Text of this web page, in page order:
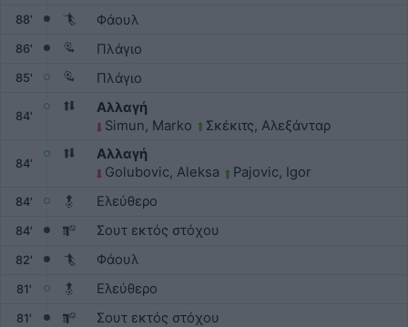
88' Φάουλ
86' Πλάγιο
85' Πλάγιο
84'
Αλλαγή
Simun, Marko
Σκέκιτς, Αλεξάνταρ
84'
Αλλαγή
Golubovic, Aleksa
Pajovic, Igor
84' Ελεύθερο
84' Σουτ εκτός στόχου
82' Φάουλ
81' Ελεύθερο
81' Σουτ εκτός στόχου